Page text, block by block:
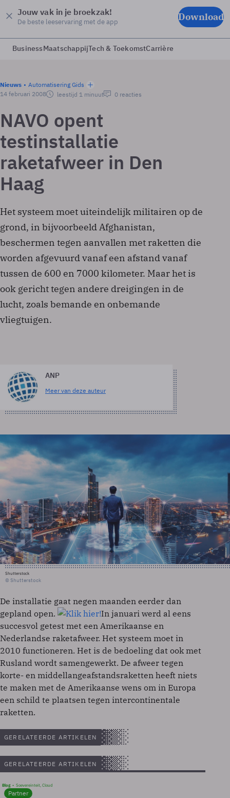
Jouw vak in je broekzak!
De beste leeservaring met de app Download
BusinessMaatschappijTech & ToekomstCarrière
Nieuws
Automatisering Gids
14 februari 2008
leestijd 1 minuut 0 reacties
NAVO opent
testinstallatie
raketafweer in Den
Haag
Het systeem moet uiteindelijk militairen op de
grond, in bijvoorbeeld Afghanistan,
beschermen tegen aanvallen met raketten die
worden afgevuurd vanaf een afstand vanaf
tussen de 600 en 7000 kilometer. Maar het is
ook gericht tegen andere dreigingen in de
lucht, zoals bemande en onbemande
vliegtuigen.
ANP
Meer van deze auteur
Shutterstock
© Shutterstock
De installatie gaat negen maanden eerder dan
gepland open.
In januari werd al eens
succesvol getest met een Amerikaanse en
Nederlandse raketafweer. Het systeem moet in
2010 functioneren. Het is de bedoeling dat ook met
Rusland wordt samengewerkt. De afweer tegen
korte- en middellangeafstandsraketten heeft niets
te maken met de Amerikaanse wens om in Europa
een schild te plaatsen tegen intercontinentale
raketten.
GERELATEERDE ARTIKELEN
GERELATEERDE ARTIKELEN
Blog Soevereinteit, Cloud
Partner